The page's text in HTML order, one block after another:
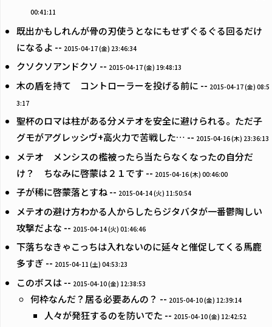
00:41:11
既出かもしれんが骨の刃使うとなにもせずぐるぐる回るだけ
になるよ -- 2015-04-17 (金) 23:46:34
クソクソアンドクソ -- 2015-04-17 (金) 19:48:13
木の盾を持て コントローラーを投げる前に -- 2015-04-17 (金) 08:5
3:17
聖杯のロマは柱がある分メテオを安全に避けられる。ただ子
グモがアグレッシヴ+高火力で苦戦した… -- 2015-04-16 (木) 23:36:13
メテオ メンシスの檻被ったら当たらなくなったの自分だ
け？ ちなみに啓蒙は２１です -- 2015-04-16 (木) 00:46:00
子が稀に啓蒙落とすね -- 2015-04-14 (火) 11:50:54
メテオの避け方わかる人からしたらジタバタが一番鬱陶しい
攻撃だよな -- 2015-04-14 (火) 01:46:46
下落ちなきゃこっちは入れないのに延々と催促してくる馬鹿
多すぎ -- 2015-04-11 (土) 04:53:23
このボスは -- 2015-04-10 (金) 12:38:53
何枠なんだ？居る必要あんの？ -- 2015-04-10 (金) 12:39:14
人々が発狂するのを防いでた -- 2015-04-10 (金) 12:42:52